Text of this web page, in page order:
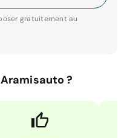
gratuitement au
?